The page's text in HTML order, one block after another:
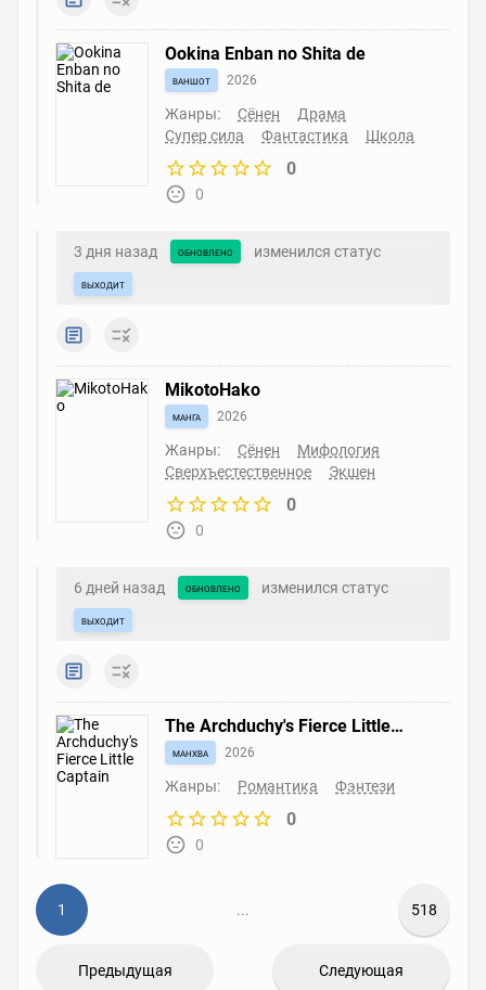
Ookina Enban no Shita de
ваншот 2026
Жанры: Сёнен
Драма
Супер сила
Фантастика Школа
0
0
3 дня назад обновлено изменился статус
выходит
MikotoHako
манга 2026
Жанры: Сёнен
Мифология
Сверхъестественное
Экшен
0
0
6 дней назад обновлено изменился статус
выходит
The Archduchy's Fierce Little
Captain
манхва 2026
Жанры: Романтика Фэнтези
0
0
1 ... 518
Предыдущая Следующая